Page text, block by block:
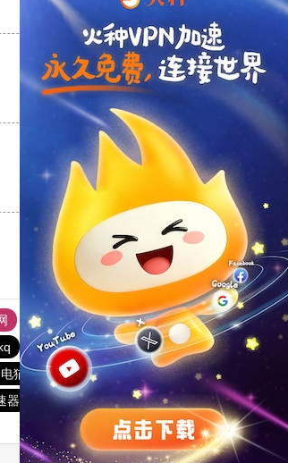
反对
反对[0]
风驰加速器 旋风加速器
八戒看书
vqn加速 闪电猫加速器
INS下载站
猫加速器
小猫咪ciash加速器
器 苹果免费vqn
快连npv加速器